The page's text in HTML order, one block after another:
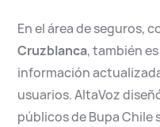
En el área de seguros,
Cruzblanca, también
información
usuarios. AltaVoz
públicos de Bupa